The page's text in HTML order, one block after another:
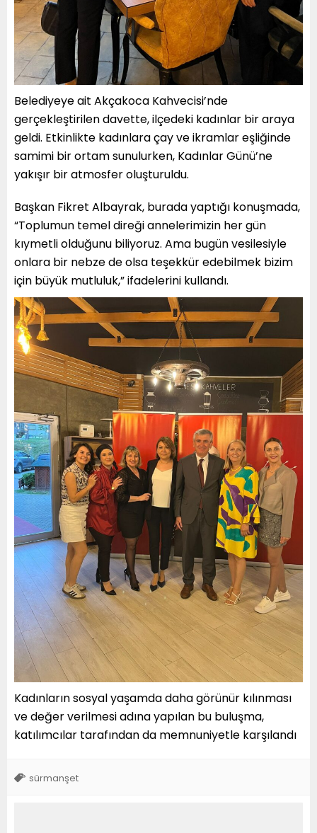
Belediyeye ait Akçakoca Kahvecisi’nde
gerçekleştirilen davette, ilçedeki kadınlar bir araya
geldi. Etkinlikte kadınlara çay ve ikramlar eşliğinde
samimi bir ortam sunulurken, Kadınlar Günü’ne
yakışır bir atmosfer oluşturuldu.
Başkan Fikret Albayrak, burada yaptığı konuşmada,
“Toplumun temel direği annelerimizin her gün
kıymetli olduğunu biliyoruz. Ama bugün vesilesiyle
onlara bir nebze de olsa teşekkür edebilmek bizim
için büyük mutluluk,” ifadelerini kullandı.
Kadınların sosyal yaşamda daha görünür kılınması
ve değer verilmesi adına yapılan bu buluşma,
katılımcılar tarafından da memnuniyetle karşılandı
sürmanşet